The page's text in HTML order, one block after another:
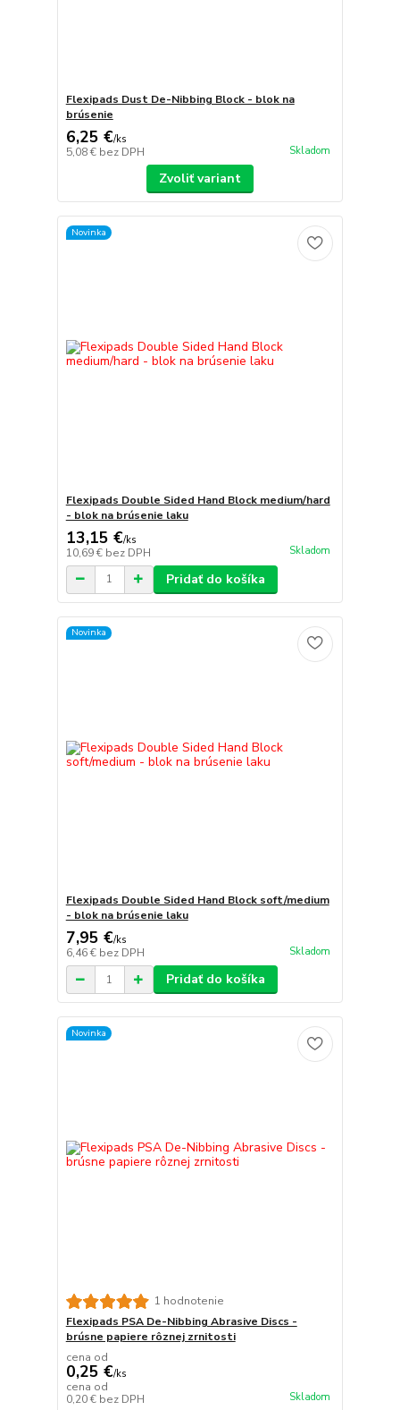
Flexipads Dust De-Nibbing Block - blok na
brúsenie
6,25 €/ks
5,08 € bez DPH Skladom
Zvoliť variant
Novinka
Flexipads Double Sided Hand Block medium/hard
- blok na brúsenie laku
13,15 €/ks
10,69 € bez DPH Skladom
Pridať do košíka
Novinka
Flexipads Double Sided Hand Block soft/medium
- blok na brúsenie laku
7,95 €/ks
6,46 € bez DPH Skladom
Pridať do košíka
Novinka
1 hodnotenie
Flexipads PSA De-Nibbing Abrasive Discs -
brúsne papiere rôznej zrnitosti
cena od
0,25 €/ks
cena od
0,20 € bez DPH Skladom